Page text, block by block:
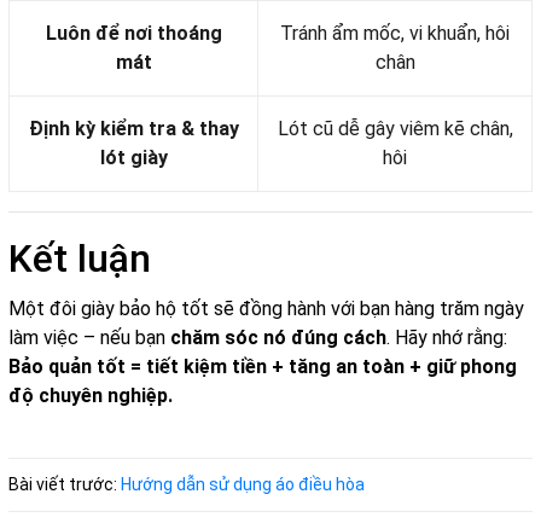
Luôn để nơi thoáng
mát
Tránh ẩm mốc, vi khuẩn, hôi
chân
Định kỳ kiểm tra & thay
lót giày
Lót cũ dễ gây viêm kẽ chân,
hôi
Kết luận
Một đôi giày bảo hộ tốt sẽ đồng hành với bạn hàng trăm ngày
làm việc – nếu bạn chăm sóc nó đúng cách. Hãy nhớ rằng:
Bảo quản tốt = tiết kiệm tiền + tăng an toàn + giữ phong
độ chuyên nghiệp.
Bài viết trước: Hướng dẫn sử dụng áo điều hòa